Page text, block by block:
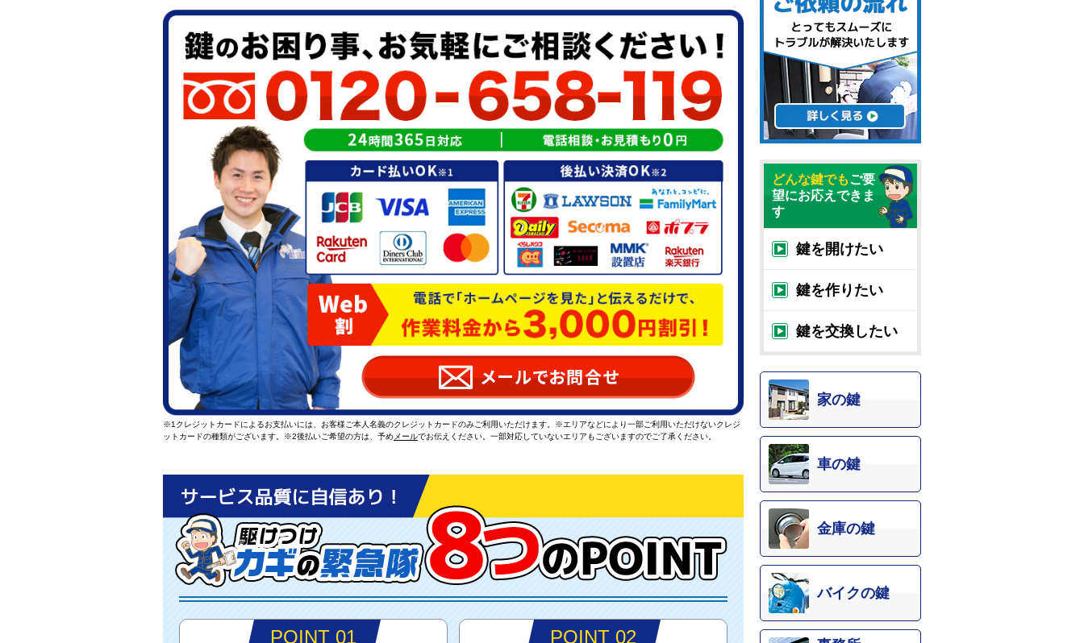
※1クレジットカードによるお支払いには、お客様ご本人名義のクレジットカードのみご利用いただけます。※エリアなどにより一部ご利用いただけないクレジ
ットカードの種類がございます。 ※2後払いご希望の方は、予め メールでお伝えください。一部対応していないエリアもございますのでご了承ください。
POINT 01 POINT 02
どんな鍵でもご要
望にお応えできま
す
鍵を開けたい
鍵を作りたい
鍵を交換したい
家の鍵
車の鍵
金庫の鍵
バイクの鍵